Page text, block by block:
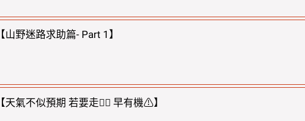
【山野迷路求助篇- Part 1】
【天氣不似預期 若要走🏃‍♂ 早有機⚠】